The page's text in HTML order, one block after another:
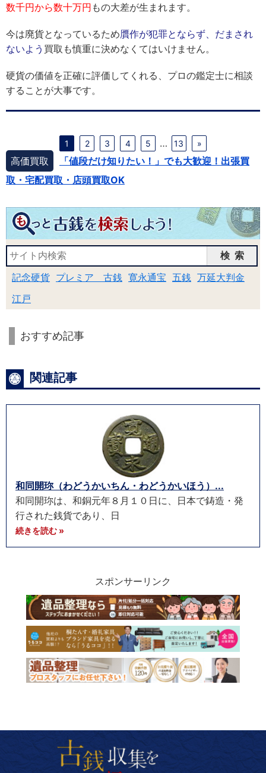
数千円から数十万円 もの大差が生まれます。
今は廃貨となっているため贋作が犯罪とならず、だまされ
ないよう 買取も慎重に決めなくてはいけません。
硬貨の価値を正確に評価してくれる、プロの鑑定士に相談
することが大事です。
1 2 3 4 5 … 13 »
高価買取
「値段だけ知りたい！」でも大歓迎！出張買
取・宅配買取・店頭買取OK
検索
記念硬貨 プレミア 古銭 寛永通宝 五銭 万延大判金
江戸
おすすめ記事
関連記事
和同開珎（わどうかいちん・わどうかいほう）...
和同開珎は、和銅元年８月１０日に、日本で鋳造・発
行された銭貨であり、日
続きを読む »
スポンサーリンク